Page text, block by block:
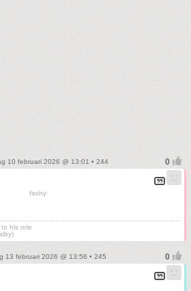
10 februari 2026 @ 13:01 • 244
fashy
his role
13 februari 2026 @ 13:56 • 245